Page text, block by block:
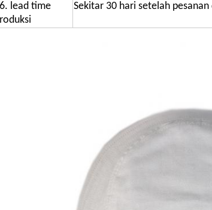
lead time
Sekitar 30 hari setelah